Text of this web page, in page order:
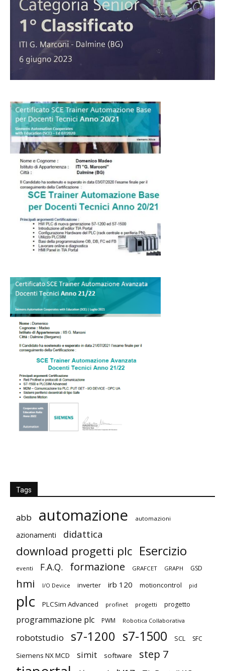
Tags
abb automazione automazioni
azionamenti didattica
download progetti plc Esercizio
eventi F.A.Q. formazione GRAFCET GRAPH GSD
hmi I/O Device inverter irb 120 motioncontrol pid
plc PLCSim Advanced profinet progetti progetto
programmazione plc PWM Robotica Collaborativa
robotstudio s7-1200 s7-1500 SCL SFC
Siemens NX MCD simit software step 7